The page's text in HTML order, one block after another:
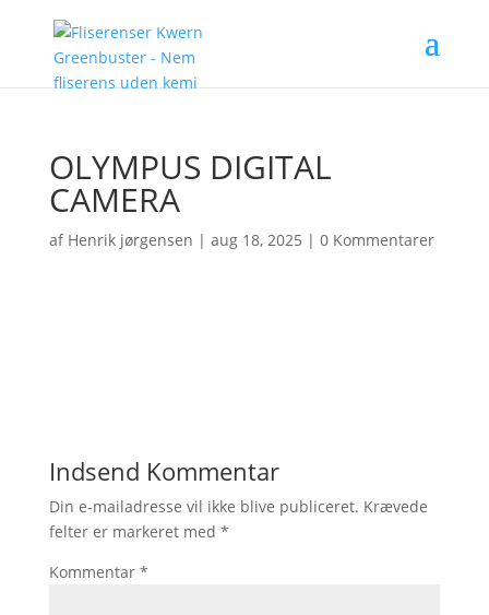
OLYMPUS DIGITAL
CAMERA
af Henrik jørgensen | aug 18, 2025 | 0 Kommentarer
Indsend Kommentar
Din e-mailadresse vil ikke blive publiceret. Krævede
felter er markeret med *
Kommentar *